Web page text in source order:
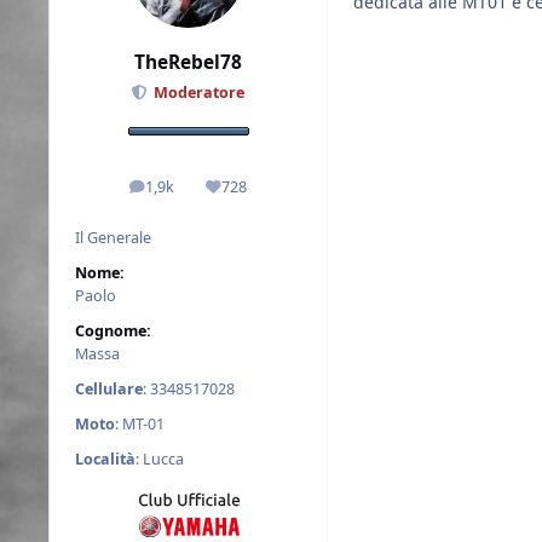
TheRebel78
Moderatore
1,9k
messaggi728
Reputazione
Il Generale
Nome:
Paolo
Cognome:
Massa
Cellulare: 3348517028
Moto: MT-01
Località: Lucca